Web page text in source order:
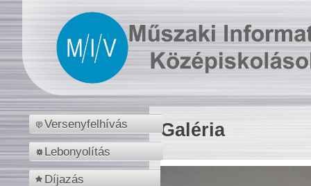
Versenyfelhívás
Lebonyolítás
Díjazás
Galéria